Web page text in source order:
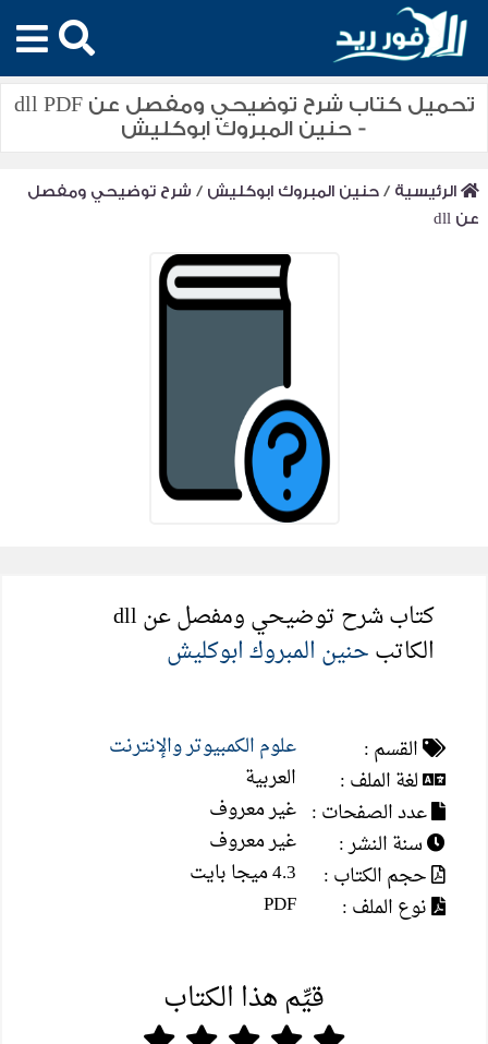
تحميل كتاب شرح توضيحي ومفصل عن dll PDF
- حنين المبروك ابوكليش
الرئيسية /حنين المبروك ابوكليش / شرح توضيحي ومفصل
عن dll
كتاب شرح توضيحي ومفصل عن dll
الكاتبحنين المبروك ابوكليش
القسم :
علوم الكمبيوتر والإنترنت
لغة الملف :
العربية
عدد الصفحات : غير معروف
سنة النشر :
غير معروف
حجم الكتاب :
4.3 ميجا بايت
نوع الملف :
PDF
قيِّم هذا الكتاب